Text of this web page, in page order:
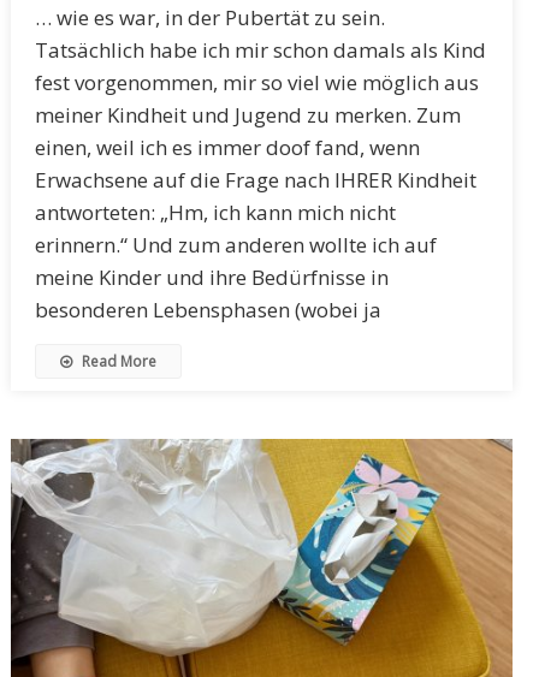
… wie es war, in der Pubertät zu sein.
Tatsächlich habe ich mir schon damals als Kind
fest vorgenommen, mir so viel wie möglich aus
meiner Kindheit und Jugend zu merken. Zum
einen, weil ich es immer doof fand, wenn
Erwachsene auf die Frage nach IHRER Kindheit
antworteten: „Hm, ich kann mich nicht
erinnern.“ Und zum anderen wollte ich auf
meine Kinder und ihre Bedürfnisse in
besonderen Lebensphasen (wobei ja
Read More